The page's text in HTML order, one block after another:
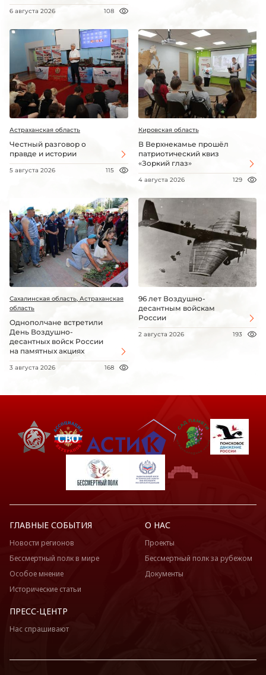
6 августа 2026 108
Астраханская область
Честный разговор о
правде и истории
5 августа 2026 115
Кировская область
В Верхнекамье прошёл
патриотический квиз
«Зоркий глаз»
4 августа 2026 129
Сахалинская область, Астраханская
область
Однополчане встретили
День Воздушно-
десантных войск России
на памятных акциях
3 августа 2026 168
96 лет Воздушно-
десантным войскам
России
2 августа 2026 193
ГЛАВНЫЕ СОБЫТИЯ
Новости регионов
Бессмертный полк в мире
Особое мнение
Исторические статьи
О НАС
Проекты
Бессмертный полк за рубежом
Документы
ПРЕСС-ЦЕНТР
Нас спрашивают